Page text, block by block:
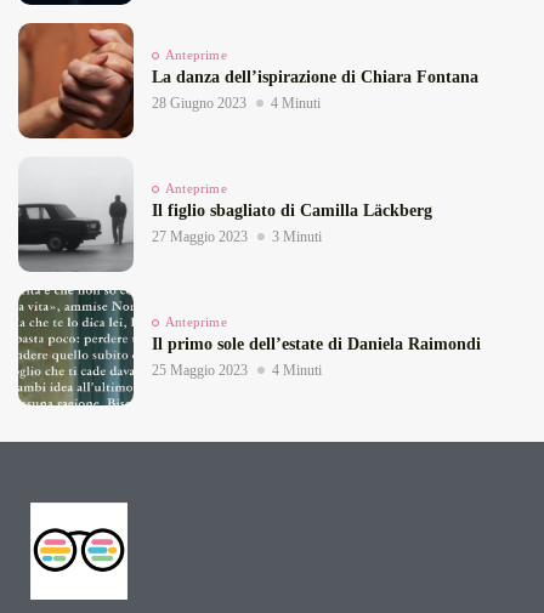
Anteprime
La danza dell’ispirazione di Chiara Fontana
28 Giugno 2023 4 Minuti
Anteprime
Il figlio sbagliato di Camilla Läckberg
27 Maggio 2023 3 Minuti
Anteprime
Il primo sole dell’estate di Daniela Raimondi
25 Maggio 2023 4 Minuti